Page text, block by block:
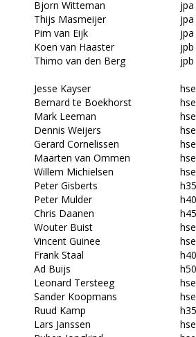
Bjorn Witteman
jpa
Thijs Masmeijer
jpa
Pim van Eijk
jpa
Koen van Haaster
jpb
Thimo van den Berg
jpb
Jesse Kayser
Bernard te Boekhorst
Mark Leeman
Dennis Weijers
Gerard Cornelissen
Maarten van Ommen
Willem Michielsen
Peter Gisberts
h35
Peter Mulder
h40
Chris Daanen
h45
Wouter Buist
Vincent Guinee
Frank Staal
h40
Ad Buijs
h50
Leonard Tersteeg
Sander Koopmans
Ruud Kamp
h35
Lars Janssen